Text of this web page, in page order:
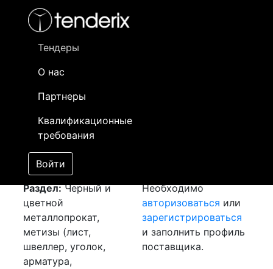
Тендеры
О нас
Партнеры
Квалификационные
требования
Войти
- активный лот
- сохраненный лот (не опубликован)
Закупка: Проволока
[Завершен]
Лот №:
АУКЦИОН (покупка
товара)
Раздел:Черный и
цветной
металлопрокат,
метизы (лист,
швеллер, уголок,
арматура,
Необходимо
авторизоваться или
зарегистрироваться
и заполнить профиль
поставщика.